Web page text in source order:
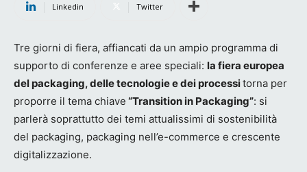
Linkedin Twitter
Tre giorni di fiera, affiancati da un ampio programma di
supporto di conferenze e aree speciali: la fiera europea
del packaging, delle tecnologie e dei processitorna per
proporre il tema chiave “Transition in Packaging”: si
parlerà soprattutto dei temi attualissimi di sostenibilità
del packaging, packaging nell’e-commerce e crescente
digitalizzazione.